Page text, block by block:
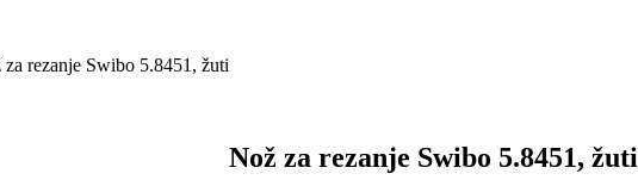
za rezanje Swibo 5.8451, žuti
Nož za rezanje Swibo 5.8451, žuti